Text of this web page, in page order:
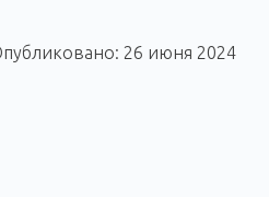
26 июня 2024